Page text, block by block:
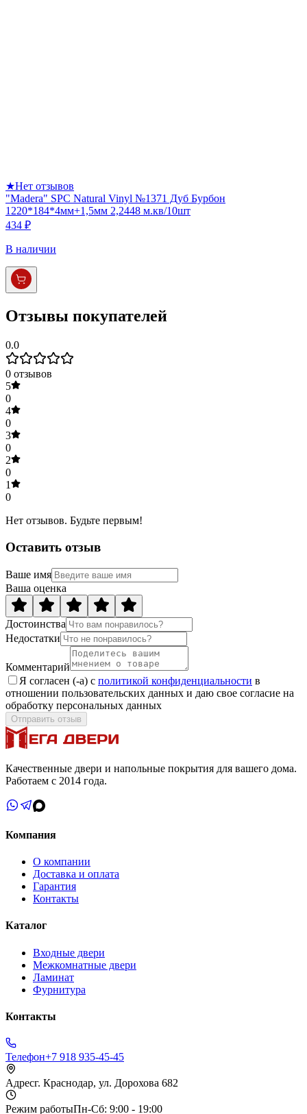
★Нет отзывов
"Madera" SPC Natural Vinyl №1371 Дуб Бурбон
1220*184*4мм+1,5мм 2,2448 м.кв/10шт
434 ₽
В наличии
Отзывы покупателей
0.0
0 отзывов
5
0
4
0
3
0
2
0
1
0
Нет отзывов. Будьте первым!
Оставить отзыв
Ваше имя
Ваша оценка
Достоинства
Недостатки
Комментарий
Я согласен (-а) с политикой конфиденциальности в
отношении пользовательских данных и даю свое согласие на
обработку персональных данных
Отправить отзыв
Качественные двери и напольные покрытия для вашего дома.
Работаем с 2014 года.
Компания
О компании
Доставка и оплата
Гарантия
Контакты
Каталог
Входные двери
Межкомнатные двери
Ламинат
Фурнитура
Контакты
Телефон+7 918 935-45-45
Адресг. Краснодар, ул. Дорохова 682
Режим работыПн-Сб: 9:00 - 19:00